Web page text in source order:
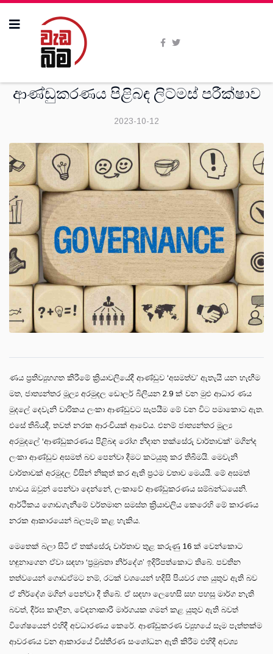
ආණ්ඩුකරණය පිළිබඳ ලිට්මස් පරීක්ෂාව
2023-10-12
ණය ප්‍රතිව්‍යුහගත කිරීමේ ක්‍රියාවලියේදී ආණ්ඩුව ‘අසමත්ව’ ඇතැයි යන හැඟීම
මත, ජාත්‍යන්තර මූල්‍ය අරමුදල ඩොලර් බිලියන 2.9 ක් වන මුළු ආධාර ණය
මුදලේ දෙවැනි වාරිකය ලංකා ආණ්ඩුවට සැපයීම මේ වන විට පමාකොට ඇත.
එසේ තිබියදී, තවත් නරක ආරංචියක් ආවේය. එනම් ජාත්‍යන්තර මූල්‍ය
අරමුදලේ ‘ආණ්ඩුකරණය පිළිබඳ රෝග නිදාන තක්සේරු වාර්තාවක්’ මගින්ද
ලංකා ආණ්ඩුව අසමත් බව පෙන්වා දීමට කටයුතු කර තිබීමයි. මෙවැනි
වාර්තාවක් අරමුදල විසින් නිකුත් කර ඇති ප්‍රථම වතාව මෙයයි. මේ අසමත්
භාවය ඔවුන් පෙන්වා දෙන්නේ, ලංකාවේ ආණ්ඩුකරණය සම්බන්ධයෙනි.
ආර්ථිකය ගොඩගැනීමේ වර්තමාන සමස්ත ක්‍රියාවලිය කෙරෙහි මේ කාරණය
නරක ආකාරයෙන් බලපෑම් කළ හැකිය.
මෙතෙක් බලා සිටි ඒ තක්සේරු වාර්තාව තුළ කරුණු 16 ක් වෙන්කොට
හඳුනාගෙන ඒවා සඳහා ‘ප්‍රමුඛතා නිර්දේශ’ ඉදිරිපත්කොට තිබේ. පවතින
තත්වයෙන් ගොඩඒමට නම්, රටක් වශයෙන් හදිසි පියවර ගත යුතුව ඇති බව
ඒ නිර්දේශ මගින් පෙන්වා දී තිබේ. ඒ සඳහා ලෙහෙසි සහ පහසු මාර්ග නැති
බවත්, දීර්ඝ කාලීන, වේදනාකාරී මාර්ගයක ගමන් කළ යුතුව ඇති බවත්
විශේෂයෙන් එහිදී අවධාරණය කෙරේ. ආණ්ඩුකරණ ව්‍යුහයේ සෑම පැත්තක්ම
ආවරණය වන ආකාරයේ විස්තීරණ සංශෝධන ඇති කිරීම එහිදී අවශ්‍ය